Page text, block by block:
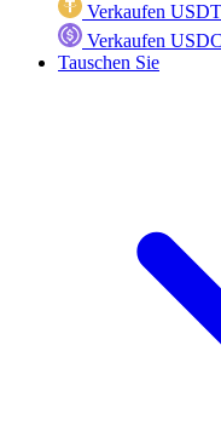
Verkaufen
Verkaufen
Tauschen Sie